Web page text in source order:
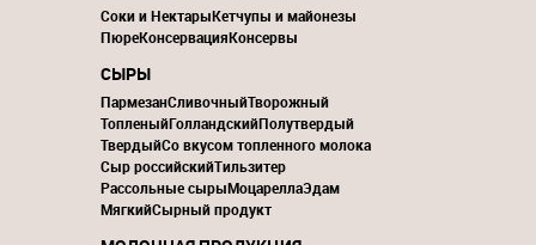
Соки и НектарыКетчупы и майонезы
ПюреКонсервацияКонсервы
СЫРЫ
ПармезанСливочныйТворожный
ТопленыйГолландскийПолутвердый
ТвердыйСо вкусом топленного молока
Сыр российскийТильзитер
Рассольные сырыМоцареллаЭдам
МягкийСырный продукт